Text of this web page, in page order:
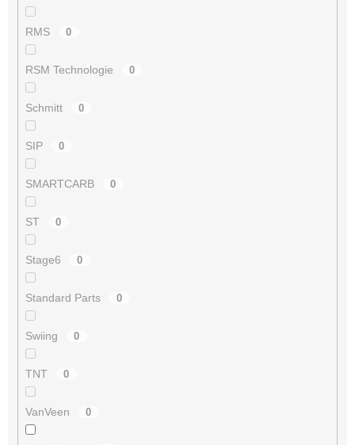
RMS 0
RSM Technologie 0
Schmitt 0
SIP 0
SMARTCARB 0
ST 0
Stage6 0
Standard Parts 0
Swiing 0
TNT 0
VanVeen 0